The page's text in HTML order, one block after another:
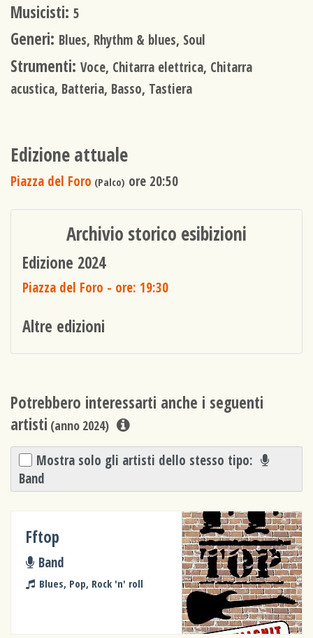
Musicisti: 5
Generi: Blues, Rhythm & blues, Soul
Strumenti: Voce, Chitarra elettrica, Chitarra
acustica, Batteria, Basso, Tastiera
Edizione attuale
Piazza del Foro (Palco) ore 20:50
Archivio storico esibizioni
Edizione 2024
Piazza del Foro - ore: 19:30
Altre edizioni
Potrebbero interessarti anche i seguenti
artisti (anno 2024)
Mostra solo gli artisti dello stesso tipo:
Band
Fftop
Band
Blues, Pop, Rock 'n' roll